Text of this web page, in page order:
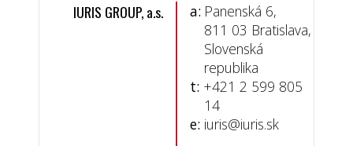
IURIS GROUP, a.s. a: Panenská 6,
811 03 Bratislava,
Slovenská
republika
t: +421 2 599 805
14
e: iuris@iuris.sk